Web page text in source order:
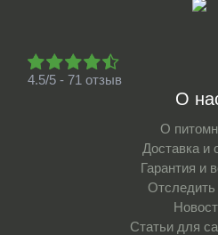
4.5/5 - 71 отзыв
О
О
Доставка и
Гарантия и
Отследить
Статьи для